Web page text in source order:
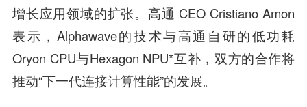
增长应用领域的扩张。高通 CEO Cristiano Amon
表示，Alphawave的技术与高通自研的低功耗
Oryon CPU与Hexagon NPU*互补，双方的合作将
推动“下一代连接计算性能”的发展。